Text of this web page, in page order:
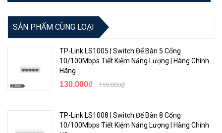
• Máy khách DHCP
FCC, CE, RoHS
• Bộ chuyển đổi nguồn
• Chân đế cao su
SẢN PHẨM CÙNG LOẠI
TP-Link LS1005 | Switch Để Bàn 5 Cổng
10/100Mbps Tiết Kiệm Năng Lượng | Hàng Chính
Hãng
130.000₫ 159.000₫
TP-Link LS1008 | Switch Để Bàn 8 Cổng
10/100Mbps Tiết Kiệm Năng Lượng | Hàng Chính